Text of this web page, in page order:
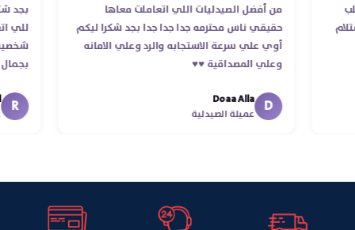
الطلب
استلام
من أفضل الصيدليات اللي اتعاملت معاها
حقيقي ناس محترمه جدا جدا جدا بجد شكرا ليكم
أوي علي سرعة الاستجابه والرد وعلي الامانه
وعلي المصداقية ♥️♥️‏
D
Doaa Alla
عميلة الصيدلية